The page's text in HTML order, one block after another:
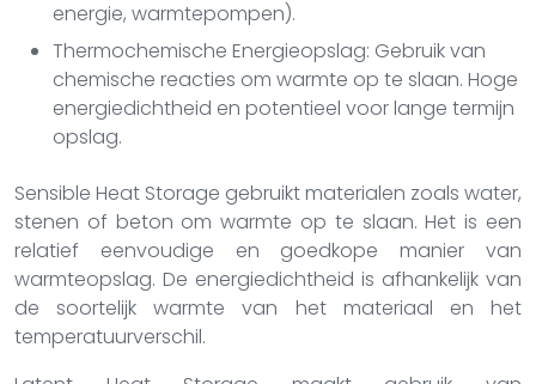
energie, warmtepompen).
Thermochemische Energieopslag: Gebruik van
chemische reacties om warmte op te slaan. Hoge
energiedichtheid en potentieel voor lange termijn
opslag.
Sensible Heat Storage gebruikt materialen zoals water,
stenen of beton om warmte op te slaan. Het is een
relatief eenvoudige en goedkope manier van
warmteopslag. De energiedichtheid is afhankelijk van
de soortelijk warmte van het materiaal en het
temperatuurverschil.